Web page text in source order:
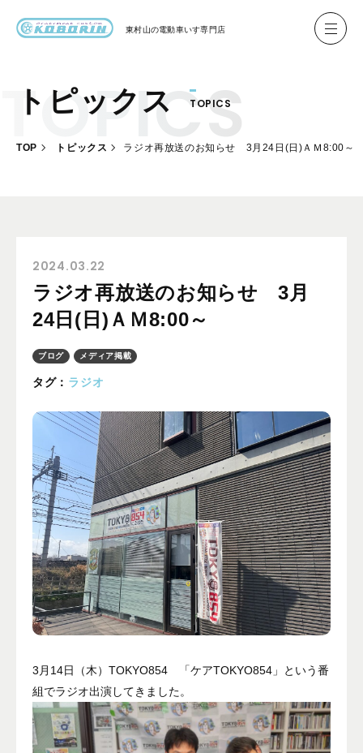
東村山の電動車いす専門店
ハイネル Hineru
ブリッジ BRIDGE TR
プライバシーポリシー
ALL
ニュース
イベント
ブログ
メディア掲載
ユーザーコラム
フォームからお問い合わせする
042-391-3328
営業時間
平日10：00 - 18：00
（土曜・日曜・祝日除く）
トピックス TOPICS
TOP トピックス ラジオ再放送のお知らせ 3月24日(日)ＡＭ8:00～
2024.03.22
ラジオ再放送のお知らせ 3月
24日(日)ＡＭ8:00～
ブログ メディア掲載
タグ： ラジオ
3月14日（木）TOKYO854 「ケアTOKYO854」という番
組でラジオ出演してきました。